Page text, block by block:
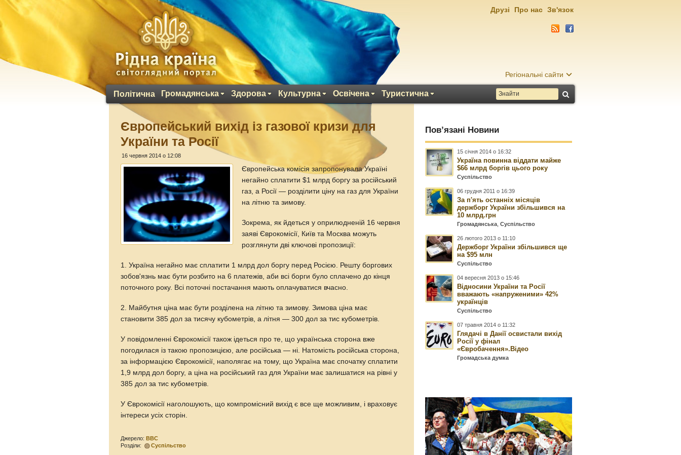
Регіональні сайти
Політична Громадянська Здорова Культурна Освічена Туристична
Друзі Про нас Зв'язок
Європейський вихід із газової кризи для
України та Росії
16 червня 2014 о 12:08
Європейська комісія запропонувала Україні
негайно сплатити $1 млрд боргу за російський
газ, а Росії — розділити ціну на газ для України
на літню та зимову.
Зокрема, як йдеться у оприлюдненій 16 червня
заяві Єврокомісії, Київ та Москва можуть
розглянути дві ключові пропозиції:
1. Україна негайно має сплатити 1 млрд дол боргу перед Росією. Решту боргових
зобов'язнь має бути розбито на 6 платежів, аби всі борги було сплачено до кінця
поточного року. Всі поточні постачання мають оплачуватися вчасно.
2. Майбутня ціна має бути розділена на літню та зимову. Зимова ціна має
становити 385 дол за тисячу кубометрів, а літня — 300 дол за тис кубометрів.
У повідомленні Єврокомісії також ідеться про те, що українська сторона вже
погодилася із такою пропозицією, але російська — ні. Натомість російська сторона,
за інформацією Єврокомісії, наполягає на тому, що Україна має спочатку сплатити
1,9 млрд дол боргу, а ціна на російський газ для України має залишатися на рівні у
385 дол за тис кубометрів.
У Єврокомісії наголошують, що компромісний вихід є все ще можливим, і враховує
інтереси усіх сторін.
Джерело:BBC
Розділи:
Суспільство
Пов’язані Новини
15 січня 2014 о 16:32
Україна повинна віддати майже
$66 млрд боргів цього року
Суспільство
06 грудня 2011 о 16:39
За п'ять останніх місяців
держборг України збільшився на
10 млрд.грн
Громадянська ,Суспільство
26 лютого 2013 о 11:10
Держборг України збільшився ще
на $95 млн
Суспільство
04 вересня 2013 о 15:46
Відносини України та Росії
вважають «напруженими» 42%
українців
Суспільство
07 травня 2014 о 11:32
Глядачі в Данії освистали вихід
Росії у фінал
«Євробачення».Відео
Громадська думка